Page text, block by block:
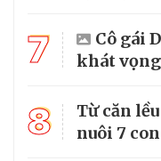
7
Cô gái
khát
8
Từ căn
nuôi 7